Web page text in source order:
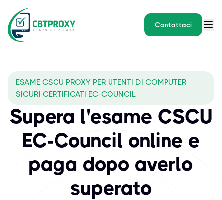
Contattaci
ESAME CSCU PROXY PER UTENTI DI COMPUTER
SICURI CERTIFICATI EC-COUNCIL
Supera l'esame CSCU
EC-Council online e
paga dopo averlo
superato